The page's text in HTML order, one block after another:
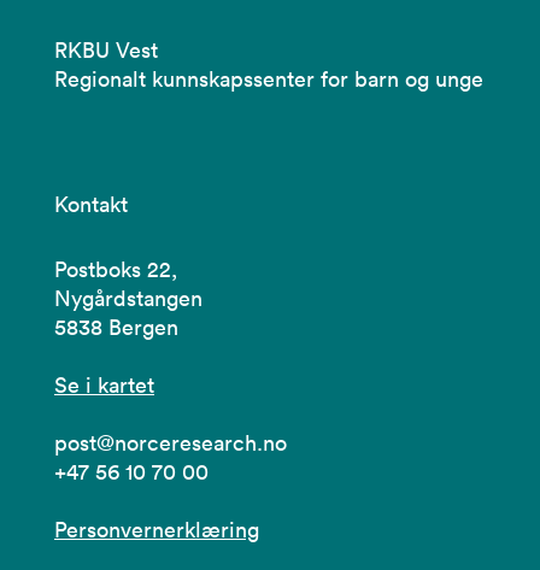
RKBU Vest
Regionalt kunnskapssenter for barn og unge
Kontakt
Postboks 22,
Nygårdstangen
5838 Bergen
Se i kartet
post@norceresearch.no
+47 56 10 70 00
Personvernerklæring